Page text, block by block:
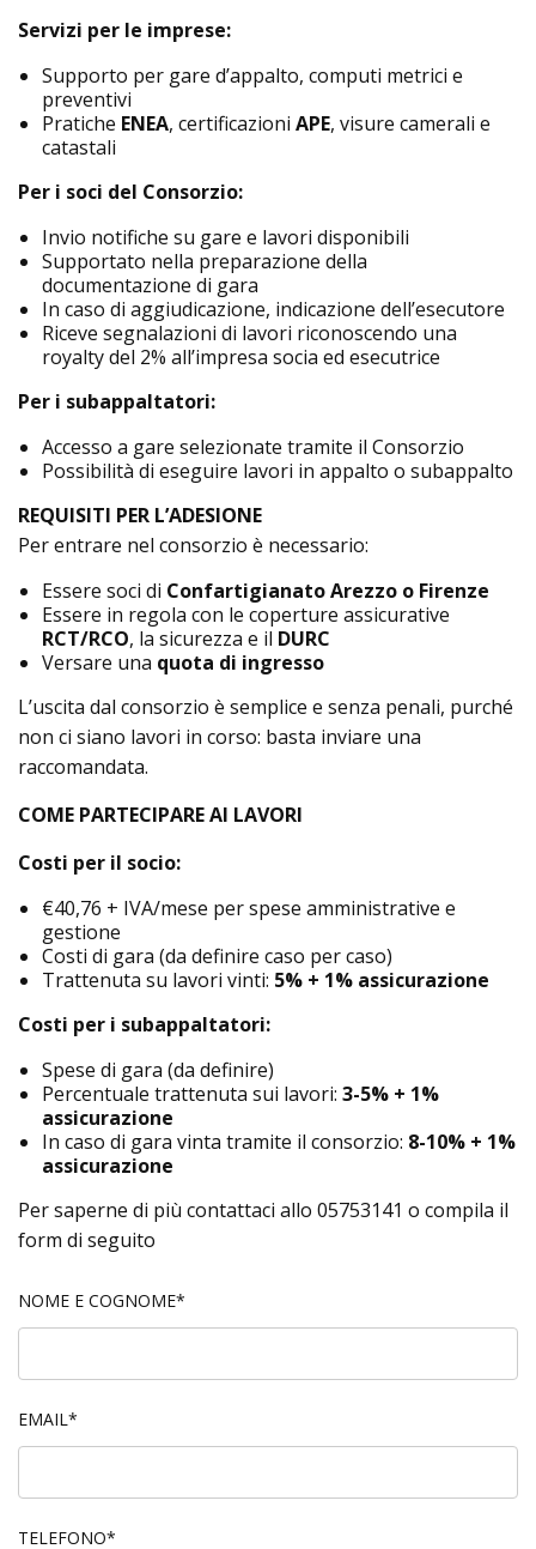
Servizi per le imprese:
Supporto per gare d’appalto, computi metrici e
preventivi
Pratiche ENEA, certificazioni APE, visure camerali e
catastali
Per i soci del Consorzio:
Invio notifiche su gare e lavori disponibili
Supportato nella preparazione della
documentazione di gara
In caso di aggiudicazione, indicazione dell’esecutore
Riceve segnalazioni di lavori riconoscendo una
royalty del 2% all’impresa socia ed esecutrice
Per i subappaltatori:
Accesso a gare selezionate tramite il Consorzio
Possibilità di eseguire lavori in appalto o subappalto
REQUISITI PER L’ADESIONE
Per entrare nel consorzio è necessario:
Essere soci di Confartigianato Arezzo o Firenze
Essere in regola con le coperture assicurative
RCT/RCO, la sicurezza e il DURC
Versare una quota di ingresso
L’uscita dal consorzio è semplice e senza penali, purché
non ci siano lavori in corso: basta inviare una
raccomandata.
COME PARTECIPARE AI LAVORI
Costi per il socio:
€40,76 + IVA/mese per spese amministrative e
gestione
Costi di gara (da definire caso per caso)
Trattenuta su lavori vinti: 5% + 1% assicurazione
Costi per i subappaltatori:
Spese di gara (da definire)
Percentuale trattenuta sui lavori: 3-5% + 1%
assicurazione
In caso di gara vinta tramite il consorzio: 8-10% + 1%
assicurazione
Per saperne di più contattaci allo 05753141 o compila il
form di seguito
NOME E COGNOME*
EMAIL*
TELEFONO*